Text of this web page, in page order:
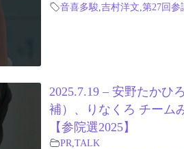
音喜多駿 吉村洋文 第27回参
2025.7.19 – 安野たかひ
補）、りなくろ チーム
【参院選2025】
PR TALK